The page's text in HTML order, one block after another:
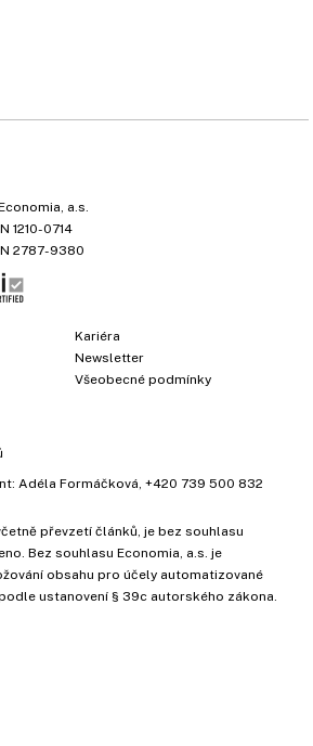
a.s.
1210-0714
2787-9380
Kariéra
Newsletter
Všeobecné podmínky
Adéla Formáčková +420 739 500 832
převzetí článků, je bez souhlasu
Bez souhlasu Economia, a.s. je
obsahu pro účely automatizované
ustanovení § 39c autorského zákona.